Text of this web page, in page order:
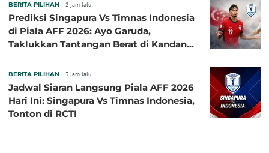
BERITA PILIHAN 2 jam lalu
Prediksi Singapura Vs Timnas Indonesia
di Piala AFF 2026: Ayo Garuda,
Taklukkan Tantangan Berat di Kandang
BERITA PILIHAN 3 jam lalu
Jadwal Siaran Langsung Piala AFF 2026
Hari Ini: Singapura Vs Timnas Indonesia,
Tonton di RCTI